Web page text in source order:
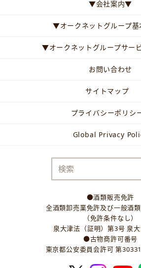
▼会社案内▼
▼オークネットグループ
▼オークネットグループサー
お問い合わせ
サイトマップ
プライバシーポリシ
Global Privacy
●酒類販売免許
全酒類卸売業免許及び一般酒
（免許条件なし）
泉大津法（証明）第3号 泉
●古物商許可番号
東京都公安委員会許可 第